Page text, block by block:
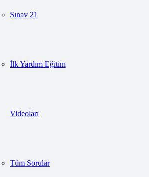
Sınav 21
İlk Yardım Eğitim
Videoları
Tüm Sorular